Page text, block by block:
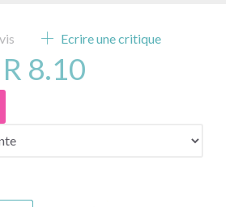
Ecrire une critique
8.10